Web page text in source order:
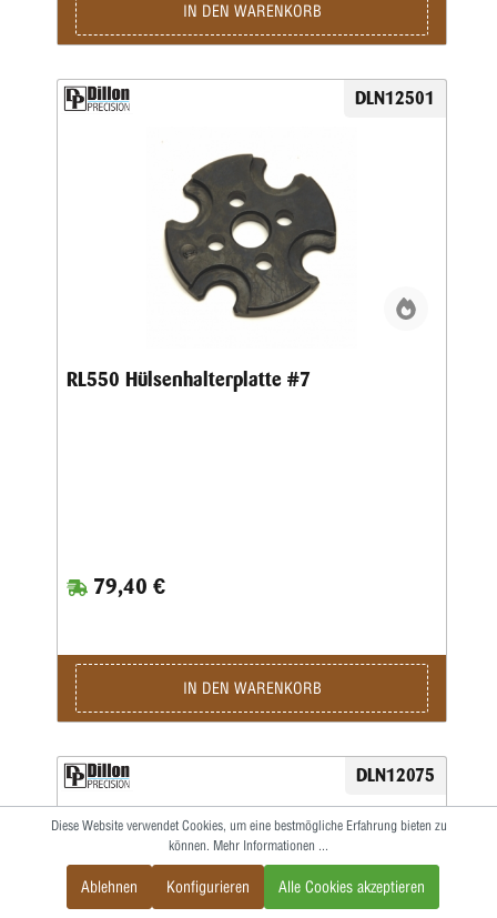
IN DEN WARENKORB
DLN12501
RL550 Hülsenhalterplatte #7
79,40 €
IN DEN WARENKORB
DLN12075
Diese Website verwendet Cookies, um eine bestmögliche Erfahrung bieten zu
können. Mehr Informationen ...
Ablehnen Konfigurieren Alle Cookies akzeptieren